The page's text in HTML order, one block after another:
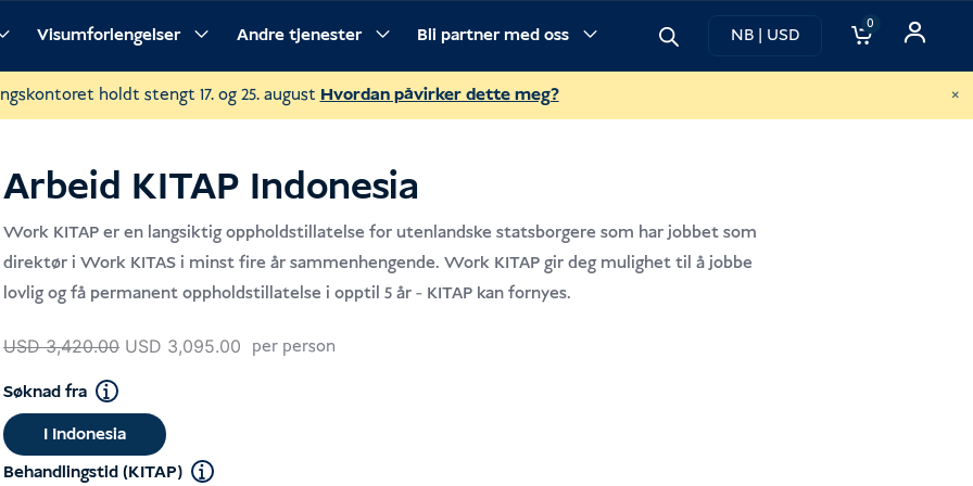
Visumforlengelser Andre tjenester Bli partner med oss NB | USD
0
holdt stengt 17. og 25. august Hvordan påvirker dette meg? ×
Ofte stilte spørsmål
Arbeid KITAP Indonesia
Work KITAP er en langsiktig oppholdstillatelse for utenlandske statsborgere som har jobbet som
direktør i Work KITAS i minst fire år sammenhengende. Work KITAP gir deg mulighet til å jobbe
lovlig og få permanent oppholdstillatelse i opptil 5 år - KITAP kan fornyes.
USD3,420.00 Opprinnelig
USD 3,420.00.
USD 3,095.00 Gjeldende
per person
Søknad fra
I Indonesia
Behandlingstid (KITAP)